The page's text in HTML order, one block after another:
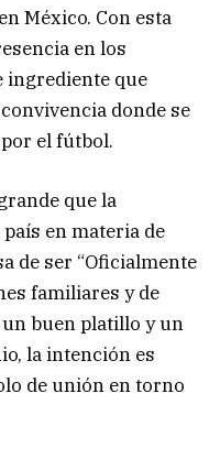
México. Con esta
en los
ingrediente que
donde se
el fútbol.
que la
en materia de
de ser “Oficialmente
familiares y de
buen platillo y un
la intención es
de unión en torno